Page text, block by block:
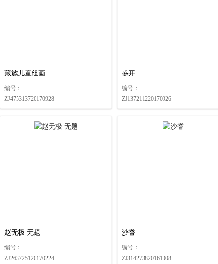
关于联拍在线与浙江汇通签订战略合作协议的公告
关于联拍在线与湖南嘉成签订战略合作协议的公告
藏族儿童组画
编号：
ZJ475313720170928
盛开
编号：
ZJ137211220170926
赵无极 无题
编号：
ZJ263725120170224
沙耆
编号：
ZJ314273820161008